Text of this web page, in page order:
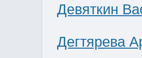
Девяткин
Дегтярева